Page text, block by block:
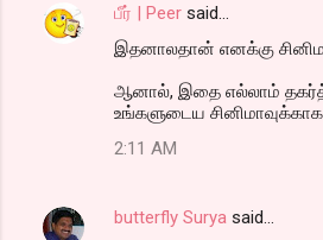
பீர் | Peer said…
இதனாலதான் எனக்கு
ஆனால், இதை எல்லாம்
உங்களுடைய சினிமாவுக்காக
2:11 AM
butterfly Surya said…